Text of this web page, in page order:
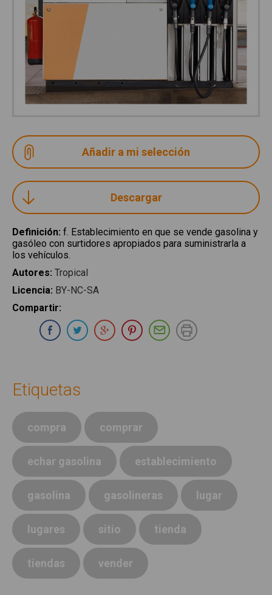
Descargar
Definición: f. Establecimiento en que se vende gasolina y
gasóleo con surtidores apropiados para suministrarla a
los vehículos.
Autores: Tropical
Licencia: BY-NC-SA
Compartir:
Compartir en Whatsapp
Compartir en Facebook
Compartir en Twitter
Compartir en Google Plus
Compartir en Pinterest
Compartir por E-
Etiquetas
compra comprar
echar gasolina establecimiento
gasolina gasolineras lugar
lugares sitio tienda
tiendas vender